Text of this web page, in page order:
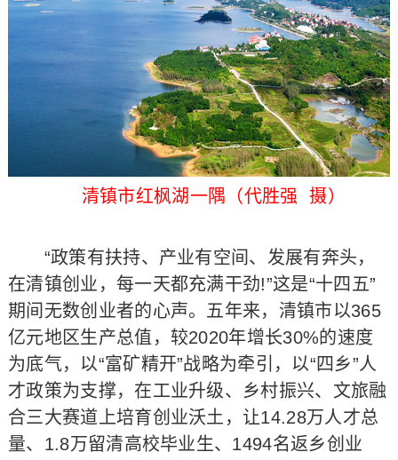
清镇市红枫湖一隅（代胜强 摄）
“政策有扶持、产业有空间、发展有奔头，
在清镇创业，每一天都充满干劲!”这是“十四五”
期间无数创业者的心声。五年来，清镇市以365
亿元地区生产总值，较2020年增长30%的速度
为底气，以“富矿精开”战略为牵引，以“四乡”人
才政策为支撑，在工业升级、乡村振兴、文旅融
合三大赛道上培育创业沃土，让14.28万人才总
量、1.8万留清高校毕业生、1494名返乡创业